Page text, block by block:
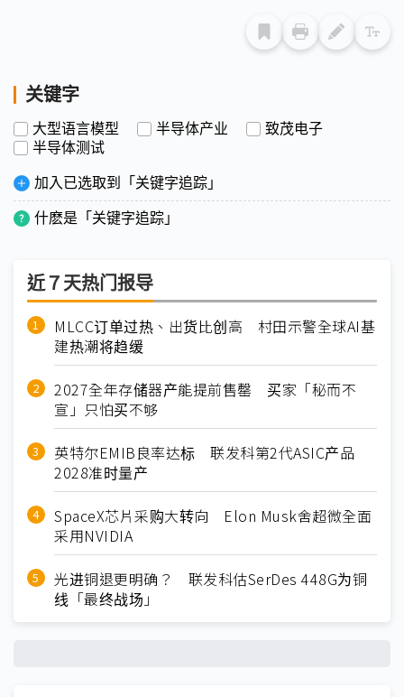
关键字
大型语言模型 半导体产业
致茂电子
半导体测试
加入已选取到「关键字追踪」
什麽是「关键字追踪」
近７天热门报导
MLCC订单过热、出货比创高 村田示警全球AI基
建热潮将趋缓
2027全年存储器产能提前售罄 买家「秘而不
宣」只怕买不够
英特尔EMIB良率达标 联发科第2代ASIC产品
2028准时量产
SpaceX芯片采购大转向 Elon Musk舍超微全面
采用NVIDIA
光进铜退更明确？ 联发科估SerDes 448G为铜
线「最终战场」